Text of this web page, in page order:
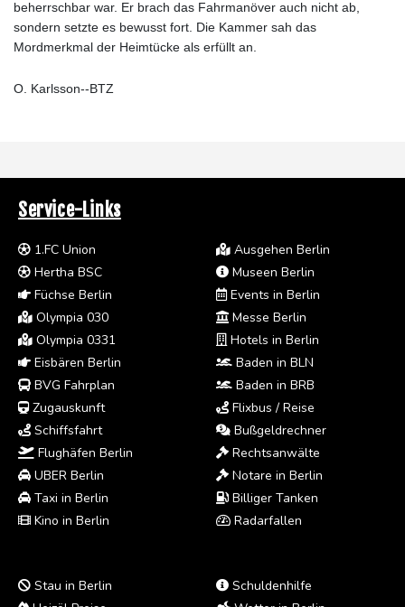
beherrschbar war. Er brach das Fahrmanöver auch nicht ab,
sondern setzte es bewusst fort. Die Kammer sah das
Mordmerkmal der Heimtücke als erfüllt an.
O. Karlsson--BTZ
Service-Links
1.FC Union
Hertha BSC
Füchse Berlin
Olympia 030
Olympia 0331
Eisbären Berlin
BVG Fahrplan
Zugauskunft
Schiffsfahrt
Flughäfen Berlin
UBER Berlin
Taxi in Berlin
Kino in Berlin
Ausgehen Berlin
Museen Berlin
Events in Berlin
Messe Berlin
Hotels in Berlin
Baden in BLN
Baden in BRB
Flixbus / Reise
Bußgeldrechner
Rechtsanwälte
Notare in Berlin
Billiger Tanken
Radarfallen
Stau in Berlin
Schuldenhilfe